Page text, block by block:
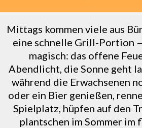
Mittags kommen viele aus
eine schnelle Grill-Portion
magisch: das offene
Abendlicht, die Sonne geht
während die Erwachsenen
oder ein Bier genießen,
Spielplatz, hüpfen auf den
plantschen im Sommer im